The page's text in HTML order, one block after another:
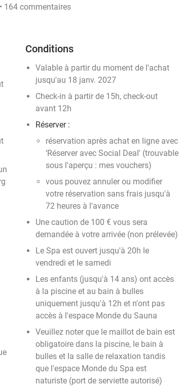
164 commentaires
Conditions
Valable à partir du moment de l'achat
jusqu'au 18 janv. 2027
Check-in à partir de 15h, check-out
avant 12h
Réserver :
réservation après achat en ligne avec
‘Réserver avec Social Deal' (trouvable
sous l'aperçu : mes vouchers)
vous pouvez annuler ou modifier
votre réservation sans frais jusqu'à
72 heures à l'avance
Une caution de 100 € vous sera
demandée à votre arrivée (non prélevée)
Le Spa est ouvert jusqu'à 20h le
vendredi et le samedi
Les enfants (jusqu'à 14 ans) ont accès
à la piscine et au bain à bulles
uniquement jusqu'à 12h et n'ont pas
accès à l'espace Monde du Sauna
Veuillez noter que le maillot de bain est
obligatoire dans la piscine, le bain à
bulles et la salle de relaxation tandis
que l'espace Monde du Spa est
naturiste (port de serviette autorisé)